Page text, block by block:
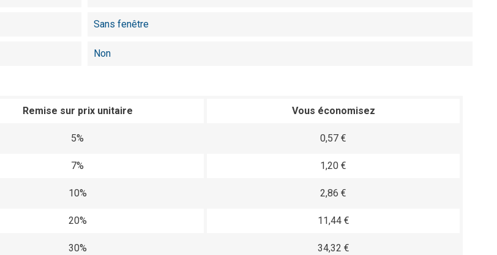
Sans fenêtre
Non
Remise sur prix unitaire Vous économisez
5% 0,57 €
7% 1,20 €
10% 2,86 €
20% 11,44 €
30% 34,32 €